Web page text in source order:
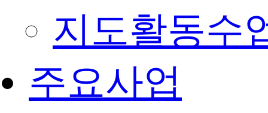
지도활동수
주요사업